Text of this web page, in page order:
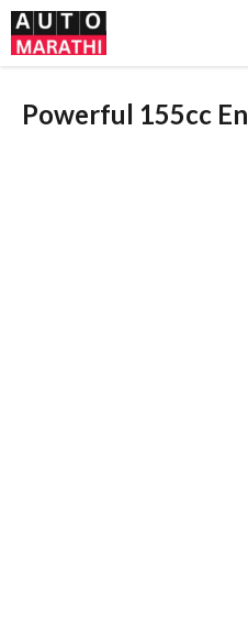
Skip
to
content
Powerful 155cc